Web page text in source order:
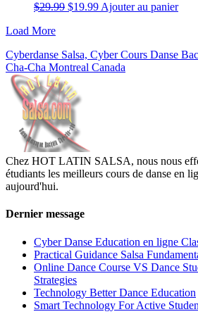
$29.99 $19.99 Ajouter au panier
Load More
Cyberdanse Salsa, Cyber Cours Danse
Cha-Cha Montreal Canada
Chez HOT LATIN SALSA, nous nous
étudiants les meilleurs cours de danse en
aujourd'hui.
Dernier message
Cyber Danse Education en ligne
Practical Guidance Salsa
Online Dance Course VS Dance
Strategies
Technology Better Dance Education
Smart Technology For Active